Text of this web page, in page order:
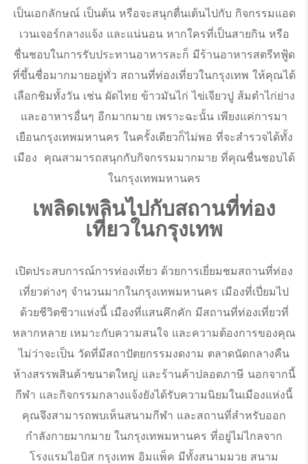
เป็นเอกลักษณ์ เป็นต้น หรือจะสนุกตื่นเต้นไปกับ กิจกรรมแอด
เวนเจอร์กลางแจ้ง และแน่นอน หากใครที่เป็นสายกิน หรือ
ชื่นชอบในการรับประทานอาหารละก็ มีร้านอาหารสตรีทฟู้ด
ที่ขึ้นชื่อมากมายอยู่ทั่ว สถานที่ท่องเที่ยวในกรุงเทพ ให้คุณได้
เลือกชิมทั้งวัน เช่น ผัดไทย ข้าวมันไก่ ไข่เจียวปู ส้มตำไก่ย่าง
และอาหารอื่นๆ อีกมากมาย เพราะฉะนั้น เพียงแค่การมา
เยือนกรุงเทพมหานคร ในครั้งเดียวก็ไม่พอ ที่จะสำรวจได้ทั้ง
เมือง คุณสามารถสนุกกับกิจกรรมมากมาย ที่คุณชื่นชอบได้
ในกรุงเทพมหานคร
เพลิดเพลินไปกับสถานที่ท่อง
เที่ยวในกรุงเทพ
เปิดประสบการณ์การท่องเที่ยว ด้วยการเยี่ยมชมสถานที่ท่อง
เที่ยวต่างๆ จำนวนมากในกรุงเทพมหานคร เมืองที่เปี่ยมไป
ด้วยชีวิตชีวาแห่งนี้ เมืองที่แสนคึกคัก มีสถานที่ท่องเที่ยวที่
หลากหลาย เหมาะกับความสนใจ และความต้องการของคุณ
ไม่ว่าจะเป็น วัดที่มีสถาปัตยกรรมงดงาม ตลาดนัดกลางคืน
ห้างสรรพสินค้าขนาดใหญ่ และร้านค้าปลอดภาษี นอกจากนี้
กีฬา และกิจกรรมกลางแจ้งยังได้รับความนิยมในเมืองแห่งนี้
คุณจึงสามารถพบเห็นสนามกีฬา และสถานที่สำหรับออก
กำลังกายมากมาย ในกรุงเทพมหานคร ที่อยู่ไม่ไกลจาก
โรงแรมไอบิส กรุงเทพ อิมแพ็ค มีทั้งสนามมวย สนาม